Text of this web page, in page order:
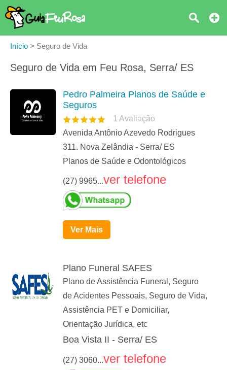
Início > Seguro de Vida
Seguro de Vida em Feu Rosa, Serra/ ES
Pedro Palmeira Planos de Saúde e
Seguros
1 Avaliação
Avenida Antônio Azevedo Rodrigues
311. Nova Zelândia - Serra/ ES
Planos de Saúde e Odontológicos
(27) 9965...ver telefone
Ver Mais
Plano Funeral SAFES
Plano de Assistência Funeral, Seguro
de Acidentes Pessoais, Seguro de Vida,
Assistência PET e Domiciliar,
Orientação Jurídica, etc
Boa Vista II - Serra/ ES
(27) 3060...ver telefone